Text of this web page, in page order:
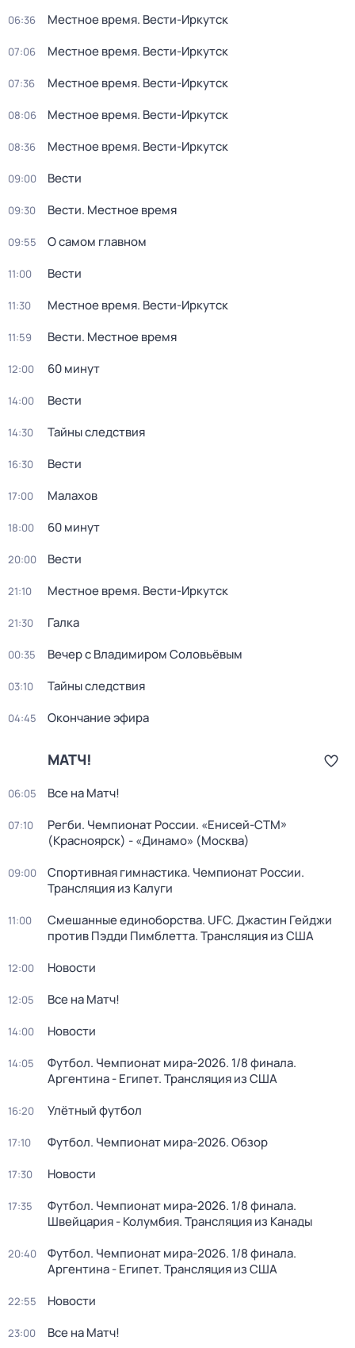
06:36 Местное время. Вести-Иркутск
07:06 Местное время. Вести-Иркутск
07:36 Местное время. Вести-Иркутск
08:06 Местное время. Вести-Иркутск
08:36 Местное время. Вести-Иркутск
09:00 Вести
09:30 Вести. Местное время
09:55 О самом главном
11:00 Вести
11:30 Местное время. Вести-Иркутск
11:59 Вести. Местное время
12:00 60 минут
14:00 Вести
14:30 Тайны следствия
16:30 Вести
17:00 Малахов
18:00 60 минут
20:00 Вести
21:10 Местное время. Вести-Иркутск
21:30 Галка
00:35 Вечер с Владимиром Соловьёвым
03:10 Тайны следствия
04:45 Окончание эфира
МАТЧ!
06:05 Все на Матч!
07:10
Регби. Чемпионат России. «Енисей-СТМ»
(Красноярск) - «Динамо» (Москва)
09:00
Спортивная гимнастика. Чемпионат России.
Трансляция из Калуги
11:00
Смешанные единоборства. UFC. Джастин Гейджи
против Пэдди Пимблетта. Трансляция из США
12:00 Новости
12:05 Все на Матч!
14:00 Новости
14:05
Футбол. Чемпионат мира-2026. 1/8 финала.
Аргентина - Египет. Трансляция из США
16:20 Улётный футбол
17:10 Футбол. Чемпионат мира-2026. Обзор
17:30 Новости
17:35
Футбол. Чемпионат мира-2026. 1/8 финала.
Швейцария - Колумбия. Трансляция из Канады
20:40
Футбол. Чемпионат мира-2026. 1/8 финала.
Аргентина - Египет. Трансляция из США
22:55 Новости
23:00 Все на Матч!